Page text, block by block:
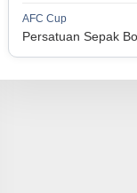
1
3
4
1
AFC Cup